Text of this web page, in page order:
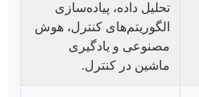
تحلیل داده، پیاده‌سازی
الگوریتم‌های کنترل، هوش
مصنوعی و یادگیری
ماشین در کنترل.